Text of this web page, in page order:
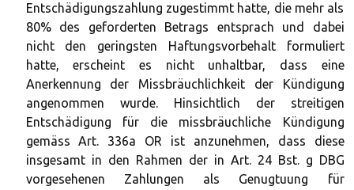
Entschädigungszahlung zugestimmt hatte, die mehr als
80% des geforderten Betrags entsprach und dabei
nicht den geringsten Haftungsvorbehalt formuliert
hatte, erscheint es nicht unhaltbar, dass eine
Anerkennung der Missbräuchlichkeit der Kündigung
angenommen wurde. Hinsichtlich der streitigen
Entschädigung für die missbräuchliche Kündigung
gemäss Art. 336a OR ist anzunehmen, dass diese
insgesamt in den Rahmen der in Art. 24 Bst. g DBG
vorgesehenen Zahlungen als Genugtuung für